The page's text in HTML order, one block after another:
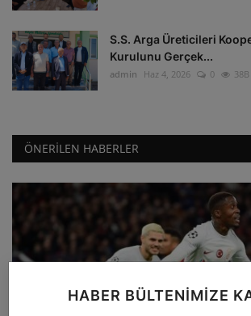
HABER BÜLTENIMIZE
S.S. Arga Üreticileri
Kurulunu Gerçek...
admin Haz 4, 2026 0 38B
ÖNERILEN HABERLER